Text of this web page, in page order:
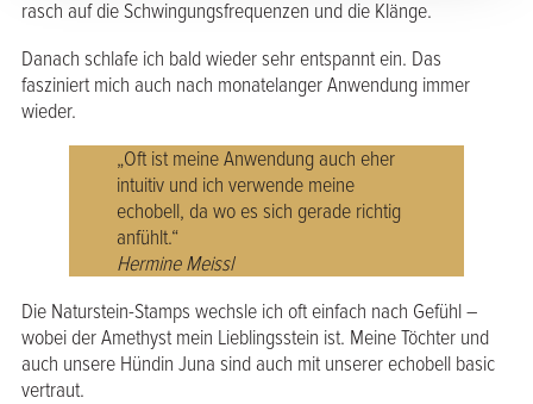
rasch auf die Schwingungsfrequenzen und die Klänge.
Danach schlafe ich bald wieder sehr entspannt ein. Das
fasziniert mich auch nach monatelanger Anwendung immer
wieder.
„Oft ist meine Anwendung auch eher
intuitiv und ich verwende meine
echobell, da wo es sich gerade richtig
anfühlt.“
Hermine Meissl
Die Naturstein-Stamps wechsle ich oft einfach nach Gefühl –
wobei der Amethyst mein Lieblingsstein ist. Meine Töchter und
auch unsere Hündin Juna sind auch mit unserer echobell basic
vertraut.